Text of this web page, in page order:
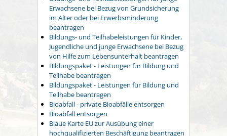
Erwachsene bei Bezug von Grundsicherung
im Alter oder bei Erwerbsminderung
beantragen
Bildungs- und Teilhabeleistungen für Kinder,
Jugendliche und junge Erwachsene bei Bezug
von Hilfe zum Lebensunterhalt beantragen
Bildungspaket - Leistungen für Bildung und
Teilhabe beantragen
Bildungspaket - Leistungen für Bildung und
Teilhabe beantragen
Bioabfall - private Bioabfälle entsorgen
Bioabfall entsorgen
Blaue Karte EU zur Ausübung einer
hochqualifizierten Beschäftigung beantragen